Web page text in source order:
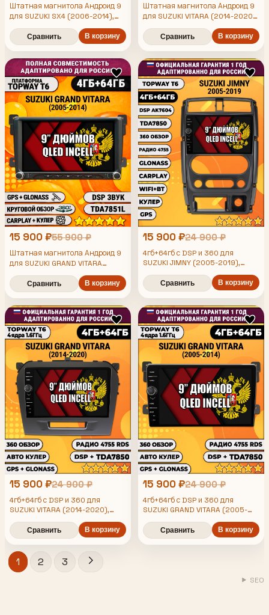
Штатная магнитола Андроид 9
для SUZUKI SX4 (2006-2014),
4/64гб, DSP, 360 обзор,
беспроводной CarPlay и Android
Auto, GPS и ГЛОНАСС
Сравнить В корзину
Штатная магнитола Андроид 9
для SUZUKI VITARA (2014-2020),
4/64гб, DSP, 360 обзор,
беспроводной CarPlay и Android
Auto, GPS и ГЛОНАСС
Сравнить В корзину
15 900 ₽55 900 ₽
Штатная магнитола Андроид 9
для SUZUKI GRAND VITARA
(2005-2014), 4/64гб, DSP, 360
обзор, беспроводной CarPlay и
Android Auto, GPS и ГЛОНАСС
Сравнить В корзину
15 900 ₽24 900 ₽
4гб+64гб с DSP и 360 для
SUZUKI JIMNY (2005-2019),
Android магнитола с DSP и
усилителем TDA7850
Сравнить В корзину
15 900 ₽24 900 ₽
4гб+64гб с DSP и 360 для
SUZUKI VITARA (2014-2020),
Android магнитола с DSP и
усилителем TDA7850
Сравнить В корзину
15 900 ₽24 900 ₽
4гб+64гб с DSP и 360 для
SUZUKI GRAND VITARA (2005-
2014), Android магнитола с DSP
и усилителем TDA7850
Сравнить В корзину
1 2 3
SEO